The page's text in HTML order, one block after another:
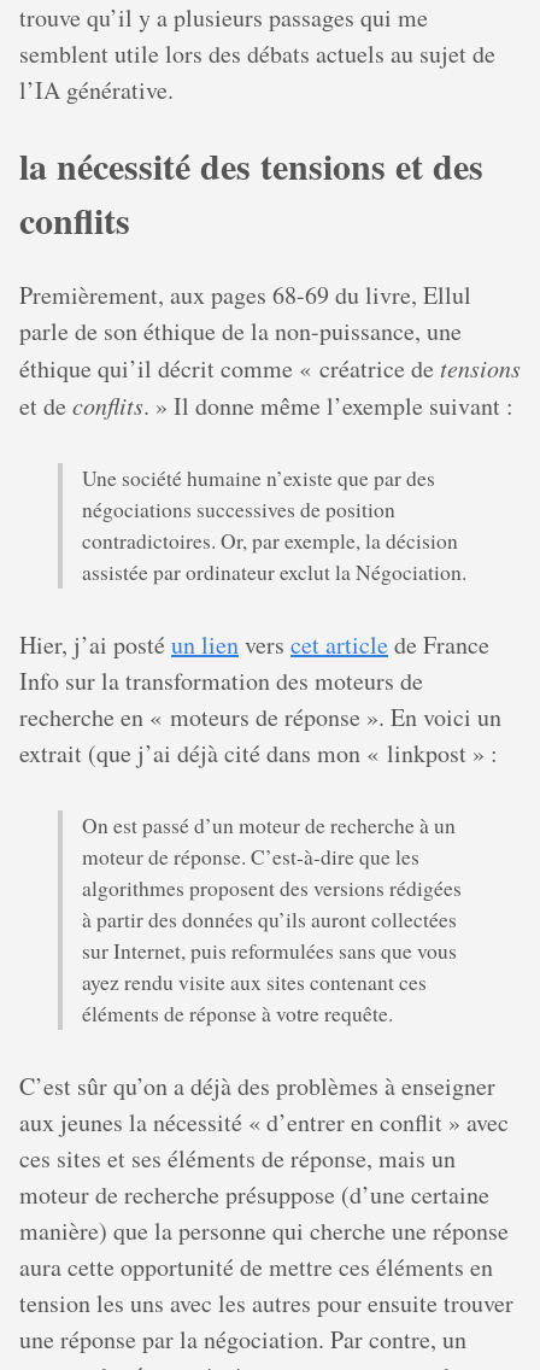
trouve qu’il y a plusieurs passages qui me
semblent utile lors des débats actuels au sujet de
l’IA générative.
la nécessité des tensions et des
conflits
Premièrement, aux pages 68-69 du livre, Ellul
parle de son éthique de la non-puissance, une
éthique qui’il décrit comme « créatrice de tensions
et de conflits. » Il donne même l’exemple suivant :
Une société humaine n’existe que par des
négociations successives de position
contradictoires. Or, par exemple, la décision
assistée par ordinateur exclut la Négociation.
Hier, j’ai posté un lienvers cet articlede France
Info sur la transformation des moteurs de
recherche en « moteurs de réponse ». En voici un
extrait (que j’ai déjà cité dans mon « linkpost » :
On est passé d’un moteur de recherche à un
moteur de réponse. C’est-à-dire que les
algorithmes proposent des versions rédigées
à partir des données qu’ils auront collectées
sur Internet, puis reformulées sans que vous
ayez rendu visite aux sites contenant ces
éléments de réponse à votre requête.
C’est sûr qu’on a déjà des problèmes à enseigner
aux jeunes la nécessité « d’entrer en conflit » avec
ces sites et ses éléments de réponse, mais un
moteur de recherche présuppose (d’une certaine
manière) que la personne qui cherche une réponse
aura cette opportunité de mettre ces éléments en
tension les uns avec les autres pour ensuite trouver
une réponse par la négociation. Par contre, un